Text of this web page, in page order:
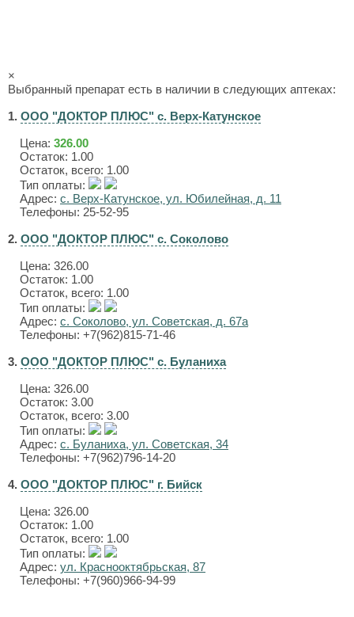
×
Выбранный препарат есть в наличии в следующих аптеках:
1. ООО "ДОКТОР ПЛЮС" с. Верх-Катунское
Цена: 326.00
Остаток: 1.00
Остаток, всего: 1.00
Тип оплаты:
Адрес: с. Верх-Катунское, ул. Юбилейная, д. 11
Телефоны: 25-52-95
2. ООО "ДОКТОР ПЛЮС" с. Соколово
Цена: 326.00
Остаток: 1.00
Остаток, всего: 1.00
Тип оплаты:
Адрес: с. Соколово, ул. Советская, д. 67а
Телефоны: +7(962)815-71-46
3. ООО "ДОКТОР ПЛЮС" с. Буланиха
Цена: 326.00
Остаток: 3.00
Остаток, всего: 3.00
Тип оплаты:
Адрес: с. Буланиха, ул. Советская, 34
Телефоны: +7(962)796-14-20
4. ООО "ДОКТОР ПЛЮС" г. Бийск
Цена: 326.00
Остаток: 1.00
Остаток, всего: 1.00
Тип оплаты:
Адрес: ул. Краснооктябрьская, 87
Телефоны: +7(960)966-94-99